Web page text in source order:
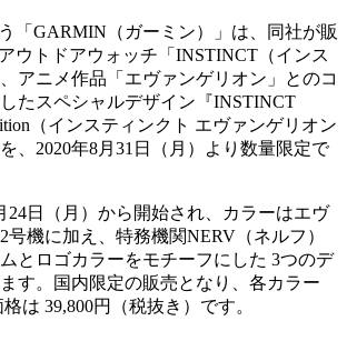
「GARMIN（ガーミン）」は、同社が販
ウトドアウォッチ「INSTINCT（インス
アニメ作品「エヴァンゲリオン」とのコ
たスペシャルデザイン『INSTINCT
（インスティンクト エヴァンゲリオン
、2020年8月31日（月）より数量限定で
24日（月）から開始され、カラーはエヴ
号機に加え、特務機関NERV（ネルフ）
とロゴカラーをモチーフにした 3つのデ
す。国内限定の販売となり、各カラー
は 39,800円（税抜き）です。